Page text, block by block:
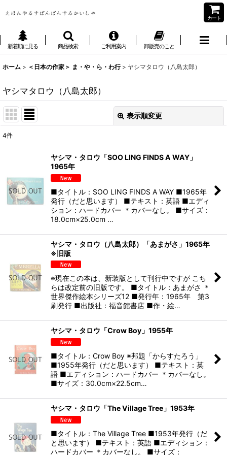
カート
新着順に見る 商品検索 ご利用案内 卸販売のこと
ホーム > ＜日本の作家＞ ま・や・ら・わ行 > ヤシマタロウ（八島太郎）
ヤシマタロウ（八島太郎）
表示順変更
絞り込む
4件
ヤシマ・タロウ「SOO LING FINDS A WAY」
1965年
■タイトル：SOO LING FINDS A WAY ■1965年
発行（だと思います） ■テキスト：英語 ■エディ
ション：ハードカバー ＊カバーなし。 ■サイズ：
18.0cm×25.0cm …
ヤシマ・タロウ（八島太郎）「あまがさ」1965年
※旧版
※現在この本は、新装版として刊行中ですが こち
らは改定前の旧版です。 ■タイトル：あまがさ ＊
世界傑作絵本シリーズ12 ■発行年：1965年 第3
刷発行 ■出版社：福音館書店 ■作・絵…
ヤシマ・タロウ「Crow Boy」1955年
■タイトル：Crow Boy ※邦題「からすたろう」
■1955年発行（だと思います） ■テキスト：英
語 ■エディション：ハードカバー ＊カバーなし。
■サイズ：30.0cm×22.5cm…
ヤシマ・タロウ「The Village Tree」1953年
■タイトル：The Village Tree ■1953年発行（だ
と思います） ■テキスト：英語 ■エディション：
ハードカバー ＊カバーなし。 ■サイズ：